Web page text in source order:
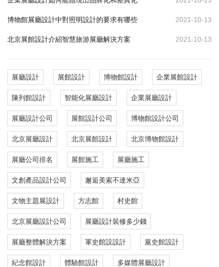
博物館展廳設計中對照明設計的要求有哪些 2021-10-13
北京展館設計介紹智慧旅游展廳解決方案 2021-10-13
展廳設計 展館設計 博物館設計 企業展館設計
陳列館設計 智能化展廳設計 企業展廳設計
展廳設計公司 展館設計公司 博物館設計公司
北京展廳設計 北京展館設計 北京博物館設計
展廳公司排名 展館施工 展廳施工
文創產品設計公司 邂逅美索不達米亞
文物主題展設計 方志館 村史館
北京展廳設計公司 展廳設計裝修多少錢
展廳整體解決方案 軍史館設設計 黨史館設計
紀念館設計 體驗館設計 多媒體展廳設計